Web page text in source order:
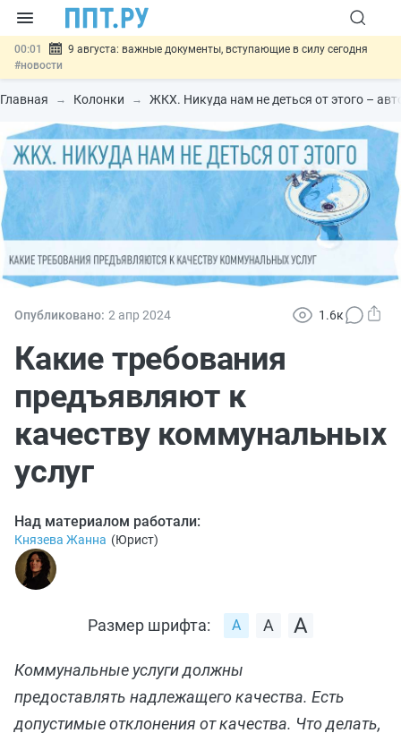
00:01
9 августа: важные документы, вступающие в силу сегодня
#новости
07.08 Подписан закон о блокировке продажи опасных товаров через
«Честный знак»#новости
07.08 Госпошлину за устранение ошибок в документах предлагают
отменить #новости
Важно
Разработают единые критерии трудовых и ГПХ-
#новости
Главная Колонки ЖКХ. Никуда нам не деться от этого –
Опубликовано: 2 апр 2024 1.6к
Какие требования
предъявляют к
качеству коммунальных
услуг
Над материалом работали:
Князева Жанна (Юрист)
Размер шрифта:
Коммунальные услуги должны
предоставлять надлежащего качества. Есть
допустимые отклонения от качества. Что делать,